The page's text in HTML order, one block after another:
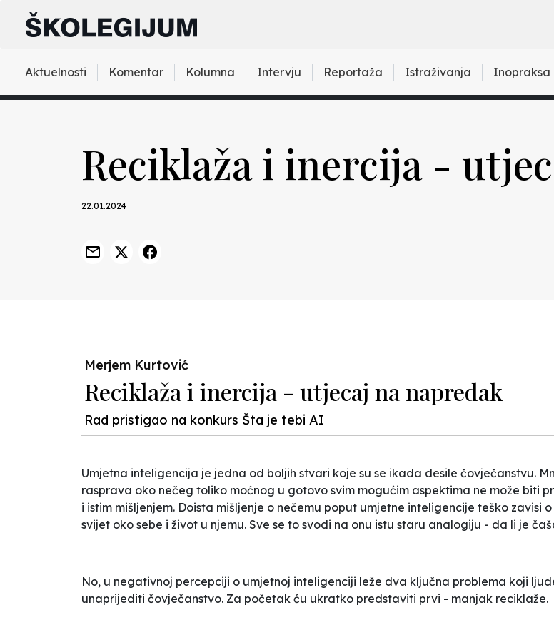
Aktuelnosti Komentar Kolumna Intervju Reportaža Istraživanja Inopraksa
Reciklaža i inercija -
22.01.2024
Merjem Kurtović
Reciklaža i inercija - utjecaj na napredak
Rad pristigao na konkurs Šta je tebi AI
Umjetna inteligencija je jedna od boljih stvari koje su se ikada desile čovječanstvu.
rasprava oko nečeg toliko moćnog u gotovo svim mogućim aspektima ne može biti
i istim mišljenjem. Doista mišljenje o nečemu poput umjetne inteligencije teško
svijet oko sebe i život u njemu. Sve se to svodi na onu istu staru analogiju - da li je
No, u negativnoj percepciji o umjetnoj inteligenciji leže dva ključna problema koji
unaprijediti čovječanstvo. Za početak ću ukratko predstaviti prvi - manjak reciklaže.